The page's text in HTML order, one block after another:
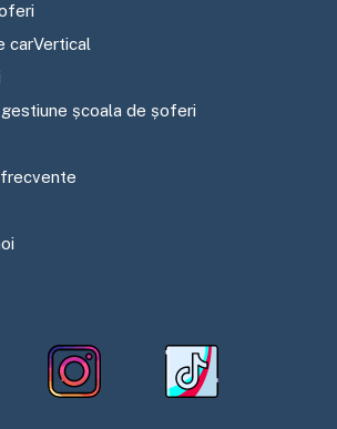
carVertical
școala de șoferi